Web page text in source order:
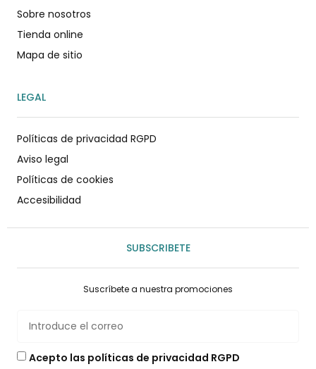
Sobre nosotros
Tienda online
Mapa de sitio
LEGAL
Políticas de privacidad RGPD
Aviso legal
Políticas de cookies
Accesibilidad
SUBSCRIBETE
Suscríbete a nuestra promociones
Acepto las políticas de privacidad RGPD